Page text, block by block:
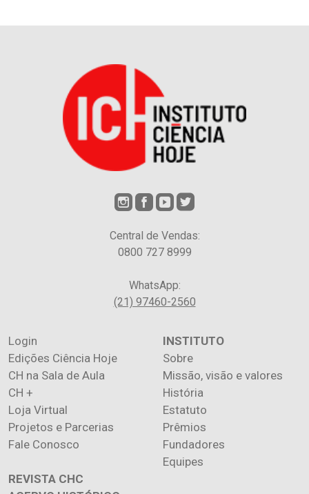
Central de Vendas:
0800 727 8999
WhatsApp:
(21) 97460-2560
Login
Edições Ciência Hoje
CH na Sala de Aula
CH +
Loja Virtual
Projetos e Parcerias
Fale Conosco
INSTITUTO
Sobre
Missão, visão e valores
História
Estatuto
Prêmios
Fundadores
Equipes
REVISTA CHC